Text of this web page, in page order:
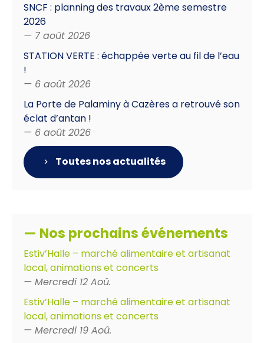
SNCF : planning des travaux 2ème semestre
2026
— 7 août 2026
STATION VERTE : échappée verte au fil de l’eau
!
— 6 août 2026
La Porte de Palaminy à Cazères a retrouvé son
éclat d’antan !
— 6 août 2026
Toutes nos actualités
— Nos prochains événements
Estiv’Halle – marché alimentaire et artisanat
local, animations et concerts
— Mercredi 12 Aoû.
Estiv’Halle – marché alimentaire et artisanat
local, animations et concerts
— Mercredi 19 Aoû.